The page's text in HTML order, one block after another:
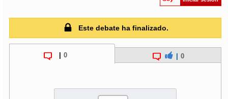
Este debate ha finalizado.
0 0